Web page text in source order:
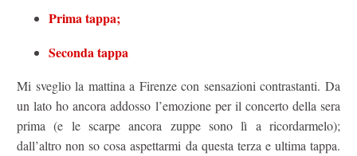
Prima tappa;
Seconda tappa
Mi sveglio la mattina a Firenze con sensazioni contrastanti. Da
un lato ho ancora addosso l’emozione per il concerto della sera
prima (e le scarpe ancora zuppe sono lì a ricordarmelo);
dall’altro non so cosa aspettarmi da questa terza e ultima tappa.